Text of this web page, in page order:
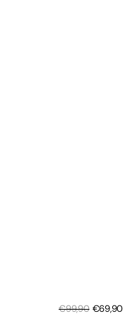
Bežná
€99,90 €69,90